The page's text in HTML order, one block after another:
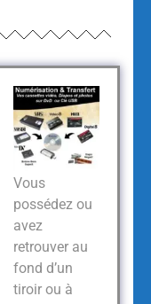
Vous
possédez ou
avez
retrouver au
fond d’un
tiroir ou à